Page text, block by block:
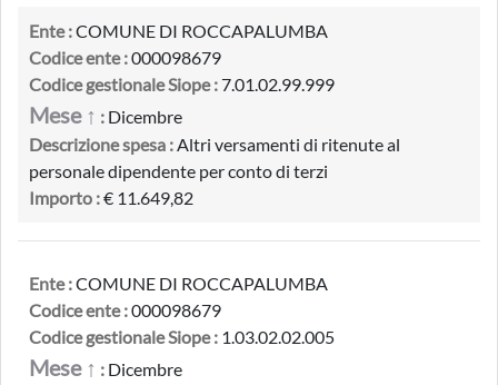
Ente :COMUNE DI ROCCAPALUMBA
Codice ente :000098679
Codice gestionale Siope :7.01.02.99.999
Mese ↑ : Dicembre
Descrizione spesa :Altri versamenti di ritenute al
personale dipendente per conto di terzi
Importo :€ 11.649,82
Ente :COMUNE DI ROCCAPALUMBA
Codice ente :000098679
Codice gestionale Siope : 1.03.02.02.005
Mese ↑ : Dicembre